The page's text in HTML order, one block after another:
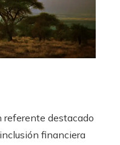
referente destacado
financiera